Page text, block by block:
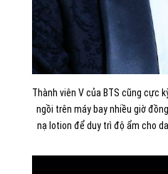
Thành viên V của BTS cũng cực
ngồi trên máy bay nhiều giờ
nạ lotion để duy trì độ ẩm cho